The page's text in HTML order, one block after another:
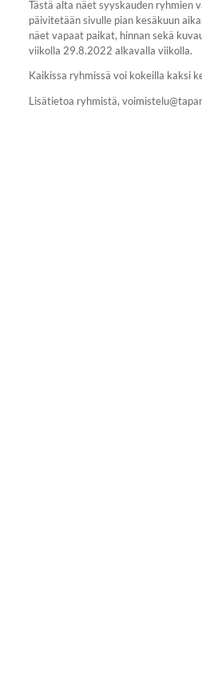
Tästä alta näet syyskauden ryhmien
päivitetään sivulle pian kesäkuun
näet vapaat paikat, hinnan sekä
viikolla 29.8.2022 alkavalla viikolla.
Kaikissa ryhmissä voi kokeilla kaksi
Lisätietoa ryhmistä,